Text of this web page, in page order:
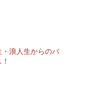
浪人生からのバト